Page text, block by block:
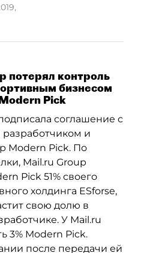
,
потерял контроль
бизнесом
Pick
соглашение с
и
Modern Pick. По
Mail.ru Group
Pick 51% своего
холдинга ESforse,
свою долю в
У Mail.ru
3% Modern Pick.
после передачи ей